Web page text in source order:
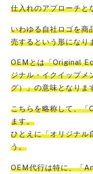
仕入れのアプローチと
いわゆる自社ロゴを商
売するという形になり
OEMとは「Original
ジナル・イクイップメ
グ）」の意味となりま
こちらを略称して、「
ます。
ひとえに「オリジナル
う。
OEM代行は特に、「